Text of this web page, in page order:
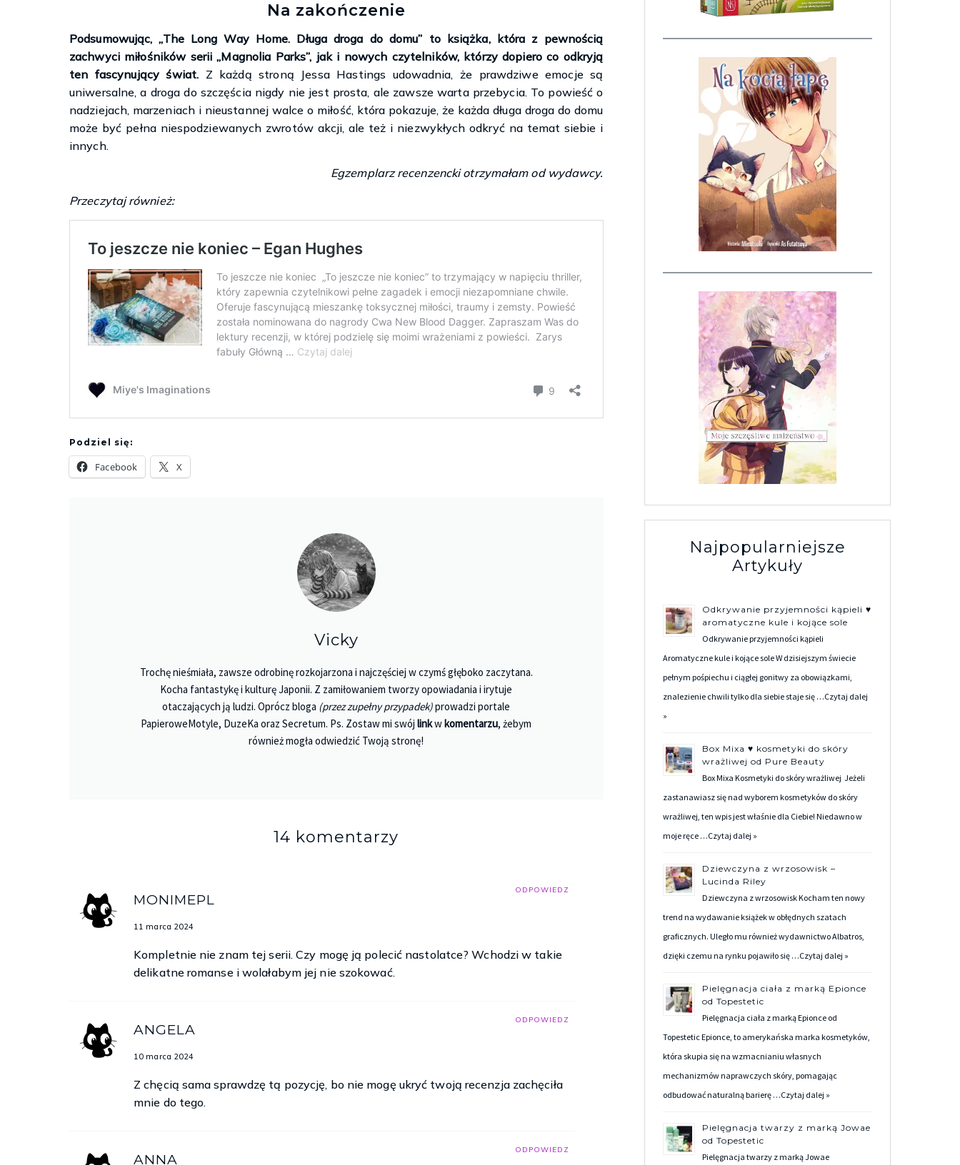
Na zakończenie
Podsumowując, „The Long Way Home. Długa droga do domu” to książka, która z pewnością
zachwyci miłośników serii „Magnolia Parks”, jak i nowych czytelników, którzy dopiero co odkryją
ten fascynujący świat. Z każdą stroną Jessa Hastings udowadnia, że prawdziwe emocje są
uniwersalne, a droga do szczęścia nigdy nie jest prosta, ale zawsze warta przebycia. To powieść o
nadziejach, marzeniach i nieustannej walce o miłość, która pokazuje, że każda długa droga do domu
może być pełna niespodziewanych zwrotów akcji, ale też i niezwykłych odkryć na temat siebie i
innych.
Egzemplarz recenzencki otrzymałam od wydawcy.
Przeczytaj również:
Podziel się:
Facebook X
Vicky
Trochę nieśmiała, zawsze odrobinę rozkojarzona i najczęściej w czymś głęboko zaczytana.
Kocha fantastykę i kulturę Japonii. Z zamiłowaniem tworzy opowiadania i irytuje
otaczających ją ludzi. Oprócz bloga (przez zupełny przypadek)prowadzi portale
PapieroweMotyle, DuzeKa oraz Secretum. Ps. Zostaw mi swójlinkwkomentarzu, żebym
również mogła odwiedzić Twoją stronę!
14 komentarzy
ODPOWIEDZ
MONIMEPL
11 marca 2024
Kompletnie nie znam tej serii. Czy mogę ją polecić nastolatce? Wchodzi w takie
delikatne romanse i wolałabym jej nie szokować.
ODPOWIEDZ
ANGELA
10 marca 2024
Z chęcią sama sprawdzę tą pozycję, bo nie mogę ukryć twoją recenzja zachęciła
mnie do tego.
ODPOWIEDZ
ANNA
Najpopularniejsze
Artykuły
Odkrywanie przyjemności kąpieli ♥
aromatyczne kule i kojące sole
Odkrywanie przyjemności kąpieli
Aromatyczne kule i kojące sole W dzisiejszym świecie
pełnym pośpiechu i ciągłej gonitwy za obowiązkami,
znalezienie chwili tylko dla siebie staje się …Czytaj dalej
»
Box Mixa ♥ kosmetyki do skóry
wrażliwej od Pure Beauty
Box Mixa Kosmetyki do skóry wrażliwej Jeżeli
zastanawiasz się nad wyborem kosmetyków do skóry
wrażliwej, ten wpis jest właśnie dla Ciebie! Niedawno w
moje ręce …Czytaj dalej »
Dziewczyna z wrzosowisk –
Lucinda Riley
Dziewczyna z wrzosowisk Kocham ten nowy
trend na wydawanie książek w obłędnych szatach
graficznych. Uległo mu również wydawnictwo Albatros,
dzięki czemu na rynku pojawiło się …Czytaj dalej »
Pielęgnacja ciała z marką Epionce
od Topestetic
Pielęgnacja ciała z marką Epionce od
Topestetic Epionce, to amerykańska marka kosmetyków,
która skupia się na wzmacnianiu własnych
mechanizmów naprawczych skóry, pomagając
odbudować naturalną barierę …Czytaj dalej »
Pielęgnacja twarzy z marką Jowae
od Topestetic
Pielęgnacja twarzy z marką Jowae